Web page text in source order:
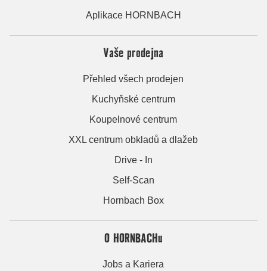
Aplikace HORNBACH
Vaše prodejna
Přehled všech prodejen
Kuchyňské centrum
Koupelnové centrum
XXL centrum obkladů a dlažeb
Drive - In
Self-Scan
Hornbach Box
O HORNBACHu
Jobs a Kariera